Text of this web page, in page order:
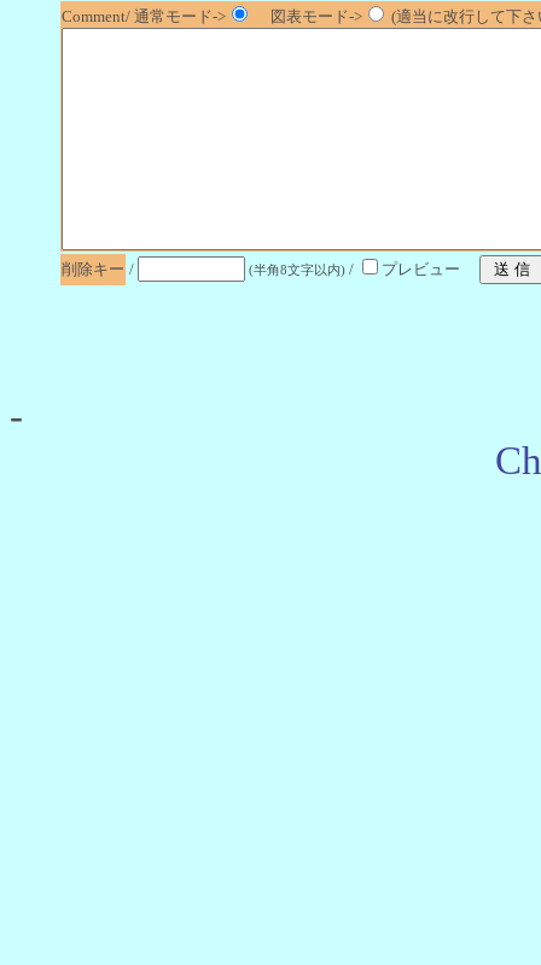
Comment/ 通常モード->
図表モード-> (適当に改行して下
削除キー / (半角8文字以内) / プレビュー
-